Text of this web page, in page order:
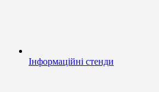
Інформаційні стенди